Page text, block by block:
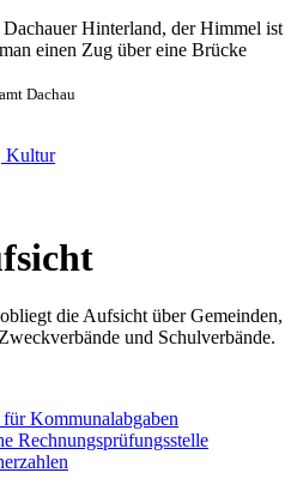
Dachau
Kultur
die Aufsicht über Gemeinden,
und Schulverbände.
Kommunalabgaben
Rechnungsprüfungsstelle